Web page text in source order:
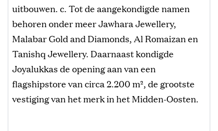
uitbouwen. c. Tot de aangekondigde namen
behoren onder meer Jawhara Jewellery,
Malabar Gold and Diamonds, Al Romaizan en
Tanishq Jewellery. Daarnaast kondigde
Joyalukkas de opening aan van een
flagshipstore van circa 2.200 m², de grootste
vestiging van het merk in het Midden-Oosten.